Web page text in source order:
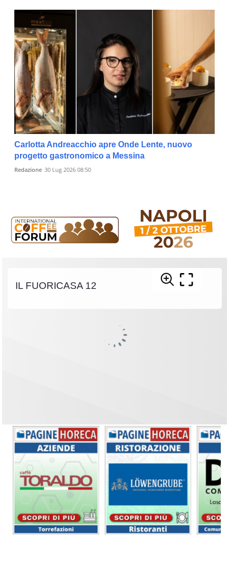
Carlotta Andreacchio apre Onde Lente, nuovo
progetto gastronomico a Messina
Redazione 30 Lug 2026 08:50